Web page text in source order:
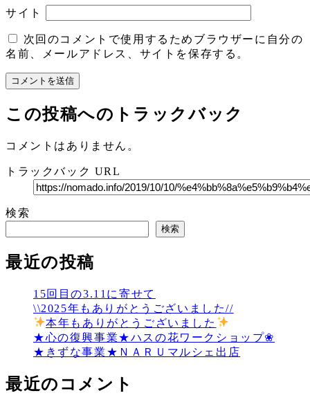
サイト
次回のコメントで使用するためブラウザーに自分の
名前、メールアドレス、サイトを保存する。
この投稿へのトラックバック
コメントはありません。
トラックバック URL
検索
検索
最近の投稿
15回目の3.11に寄せて
\\2025年もありがとうございました//
本年もありがとうございました
★心の復興事業★ハスの花ワークショップ❀
★きずな事業★ＮＡＲＵマルシェ出店
最近のコメント